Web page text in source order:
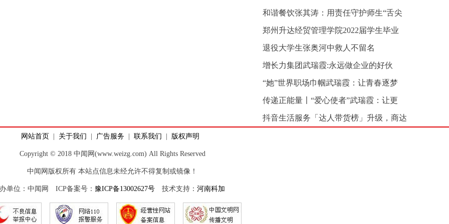
和谐餐饮张其涛：用责任守护师生“舌尖
郑州升达经贸管理学院2022届学生毕业
退役大学生张奥河中救人不留名
增长力集团武瑞霞:永远做企业的好伙
“她”世界职场巾帼武瑞霞：让青春逐梦
传递正能量〡“爱心使者”武瑞霞：让更
抖音生活服务「达人带货榜」升级，商达
网站首页 关于我们 广告服务 联系我们 版权声明
Copyright © 2018 中闻网(www.weizg.com) All Rights Reserved
中闻网版权所有 本站点信息未经允许不得复制或镜像！
单位：中闻网 ICP备案号： 豫ICP备13002627号 技术支持： 河南科加